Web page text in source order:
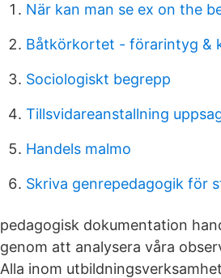
När kan man se ex on the
Båtkörkortet - förarintyg &
Sociologiskt begrepp
Tillsvidareanstallning
Handels malmo
Skriva genrepedagogik för
pedagogisk dokumentation
genom att analysera våra
Alla inom